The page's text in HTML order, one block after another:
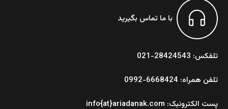
با ما تماس بگیرید
تلفکس: 28424543-021
تلفن همراه: 6668424-0992
پست الکترونیک: info{at}ariadanak.com